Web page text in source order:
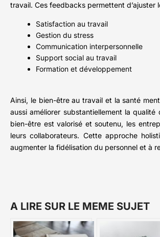
travail. Ces feedbacks permettent d’ajuster
Satisfaction au travail
Gestion du stress
Communication interpersonnelle
Support social au travail
Formation et développement
Ainsi, le bien-être au travail et la santé
aussi améliorer substantiellement la
bien-être est valorisé et soutenu, les
leurs collaborateurs. Cette approche
augmenter la fidélisation du personnel et à
A LIRE SUR LE MEME SUJET